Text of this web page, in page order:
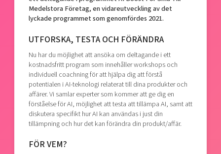
Medelstora Företag, en vidareutveckling av det
lyckade programmet som genomfördes 2021.
UTFORSKA, TESTA OCH FÖRÄNDRA
Nu har du möjlighet att ansöka om deltagande i ett
kostnadsfritt program som innehåller workshops och
individuell coachning för att hjälpa dig att förstå
potentialen i AI-teknologi relaterat till dina produkter och
affärer. Vi samlar experter som kommer att ge dig en
förståelse för AI, möjlighet att testa att tillämpa AI, samt att
diskutera specifikt hur AI kan användas i just din
tillämpning och hur det kan förändra din produkt/affär.
FÖR VEM?